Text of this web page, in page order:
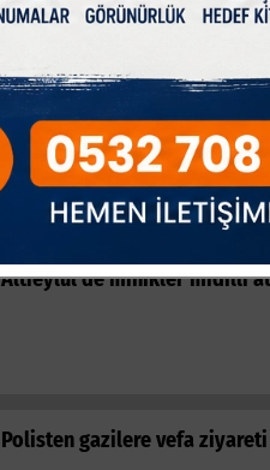
Bilecik’te 1 haftadır bitmeyen
esnafı çileden çıkardı
Altıeylül’de minikler midilli
Polisten gazilere vefa ziyareti